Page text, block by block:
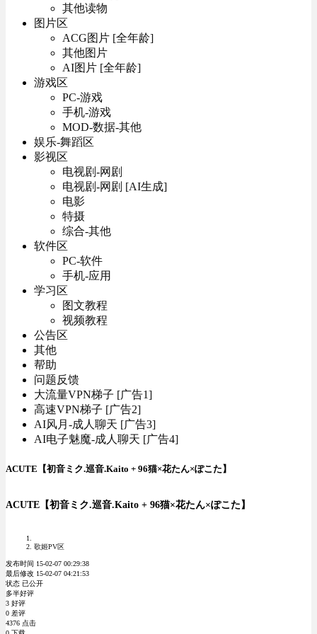
其他读物
图片区
ACG图片 [全年龄]
其他图片
AI图片 [全年龄]
游戏区
PC-游戏
手机-游戏
MOD-数据-其他
娱乐-舞蹈区
影视区
电视剧-网剧
电视剧-网剧 [AI生成]
电影
特摄
综合-其他
软件区
PC-软件
手机-应用
学习区
图文教程
视频教程
公告区
其他
帮助
问题反馈
大流量VPN梯子 [广告1]
高速VPN梯子 [广告2]
AI风月-成人聊天 [广告3]
AI电子魅魔-成人聊天 [广告4]
ACUTE【初音ミク.巡音.Kaito + 96猫×花たん×ぽこた】
ACUTE【初音ミク.巡音.Kaito + 96猫×花たん×ぽこた】
歌姬PV区
发布时间 15-02-07 00:29:38
最后修改 15-02-07 04:21:53
状态 已公开
多半好评
3 好评
0 差评
4376 点击